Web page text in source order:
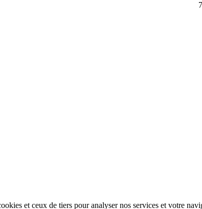
et ceux de tiers pour analyser nos services et votre